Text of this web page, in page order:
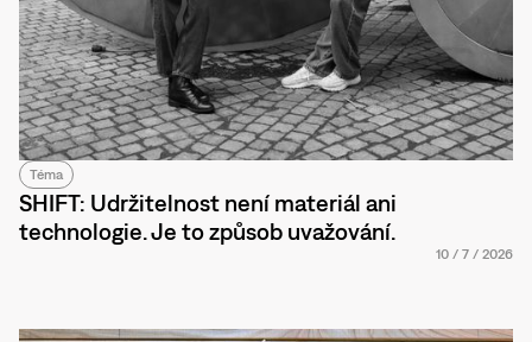
Téma
SHIFT: Udržitelnost není materiál ani
technologie. Je to způsob uvažování.
10 / 7 / 2026